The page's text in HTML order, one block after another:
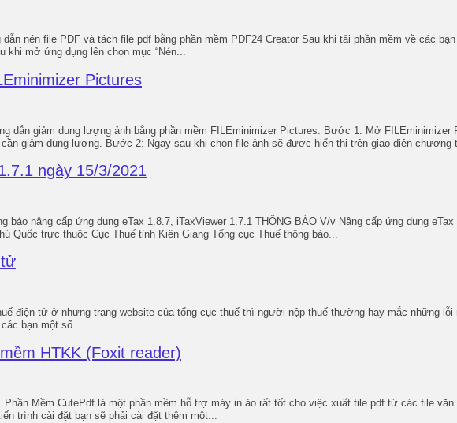
dẫn nén file PDF và tách file pdf bằng phần mềm PDF24 Creator Sau khi tải phần mềm về các
mở ứng dụng lên chọn mục “Nén...
Pictures
dẫn giảm dung lượng ảnh bằng phần mềm FILEminimizer Pictures. Bước 1: Mở
giảm dung lượng. Bước 2: Ngay sau khi chọn file ảnh sẽ được hiển thị trên giao diện chương
ngày 15/3/2021
báo nâng cấp ứng dụng eTax 1.8.7, iTaxViewer 1.7.1 THÔNG BÁO V/v Nâng cấp ứng dụng
Quốc trực thuộc Cục Thuế tỉnh Kiên Giang Tổng cục Thuế thông báo...
điện tử ở nhưng trang website của tổng cục thuế thì người nộp thuế thường hay mắc những
bạn một số...
HTKK (Foxit reader)
Phần Mềm CutePdf là một phần mềm hỗ trợ máy in ảo rất tốt cho việc xuất file pdf từ các file
trình cài đặt bạn sẽ phải cài đặt thêm một...